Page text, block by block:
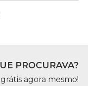
PROCURAVA?
agora mesmo!